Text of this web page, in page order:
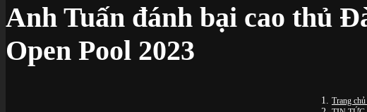
Anh Tuấn đánh bại cao thủ
Open Pool 2023
Trang chủ